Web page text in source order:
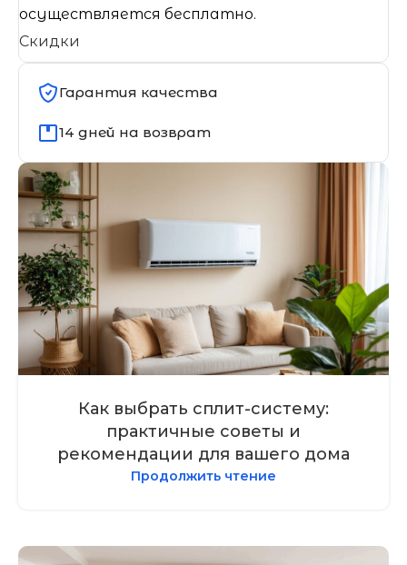
осуществляется бесплатно.
Скидки
Гарантия качества
14 дней на возврат
Как выбрать сплит-систему:
практичные советы и
рекомендации для вашего дома
Продолжить чтение